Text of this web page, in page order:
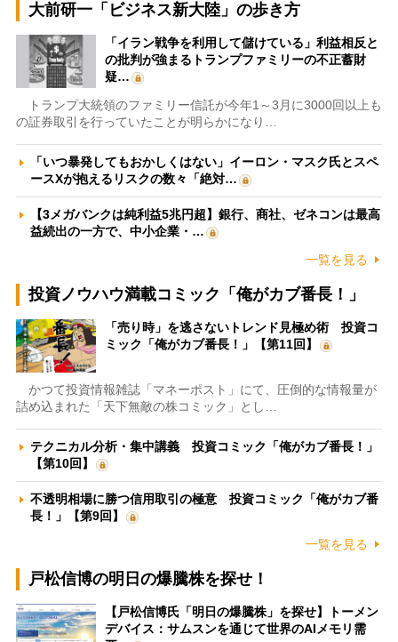
大前研一「ビジネス新大陸」の歩き方
「イラン戦争を利用して儲けている」利益相反と
の批判が強まるトランプファミリーの不正蓄財
疑…
トランプ大統領のファミリー信託が今年1～3月に3000回以上も
の証券取引を行っていたことが明らかになり…
「いつ暴発してもおかしくはない」イーロン・マスク氏とスペ
ースXが抱えるリスクの数々「絶対…
【3メガバンクは純利益5兆円超】銀行、商社、ゼネコンは最高
益続出の一方で、中小企業・…
一覧を見る
投資ノウハウ満載コミック「俺がカブ番長！」
「売り時」を逃さないトレンド見極め術 投資コ
ミック「俺がカブ番長！」【第11回】
かつて投資情報雑誌「マネーポスト」にて、圧倒的な情報量が
詰め込まれた「天下無敵の株コミック」とし…
テクニカル分析・集中講義 投資コミック「俺がカブ番長！」
【第10回】
不透明相場に勝つ信用取引の極意 投資コミック「俺がカブ番
長！」【第9回】
一覧を見る
戸松信博の明日の爆騰株を探せ！
【戸松信博氏「明日の爆騰株」を探せ】トーメン
デバイス：サムスンを通じて世界のAIメモリ需